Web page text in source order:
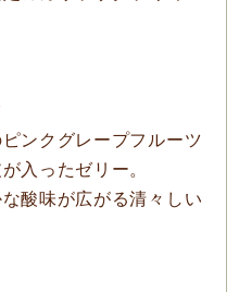
ンクグレープフルーツ
入ったゼリー。
酸味が広がる清々しい